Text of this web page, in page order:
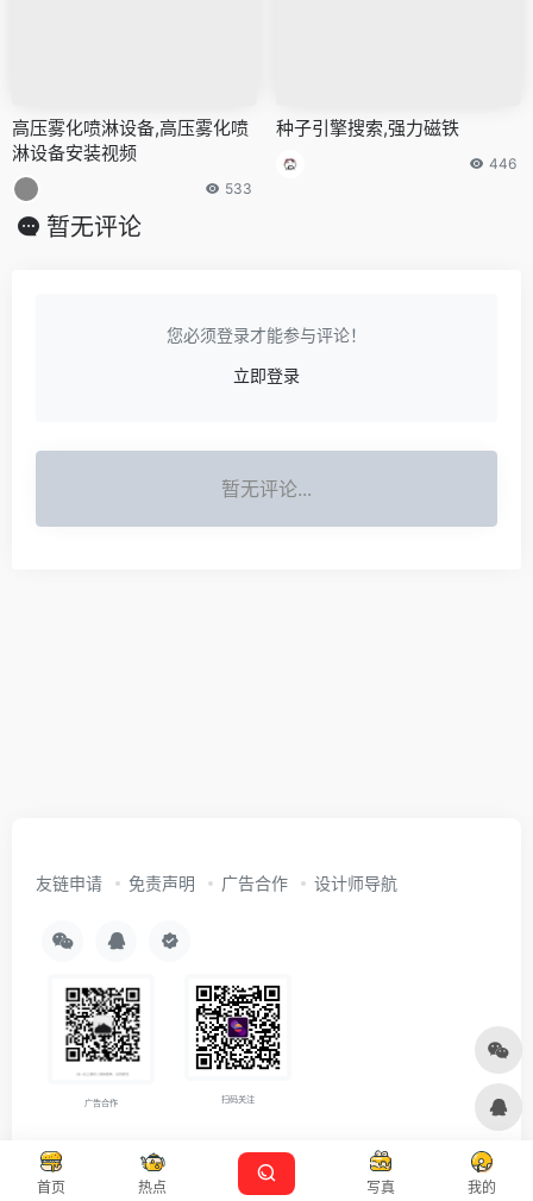
高压雾化喷淋设备,高压雾化喷
淋设备安装视频
533
种子引擎搜索,强力磁铁
446
暂无评论
您必须登录才能参与评论！
立即登录
暂无评论...
首页 热点 写真 我的
友链申请 免责声明 广告合作 设计师导航
广告合作 扫码关注
Copyright © 2026沪ICP备2021007899号-5 Designed by 设计资源